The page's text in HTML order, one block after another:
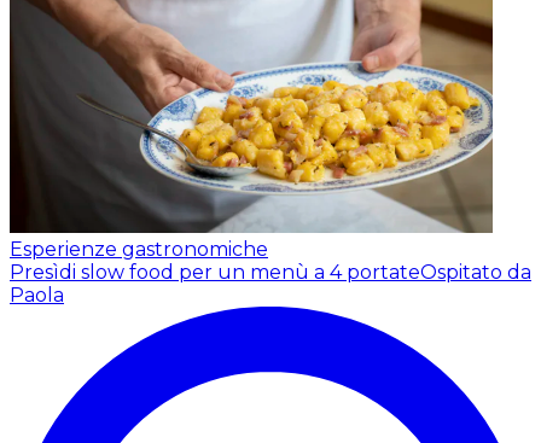
Esperienze gastronomiche
Presìdi slow food per un menù a 4 portateOspitato da
Paola